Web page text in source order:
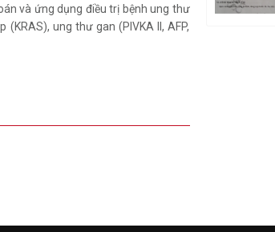
và ứng dụng điều trị bệnh ung thư
ung thư gan (PIVKA II, AFP,